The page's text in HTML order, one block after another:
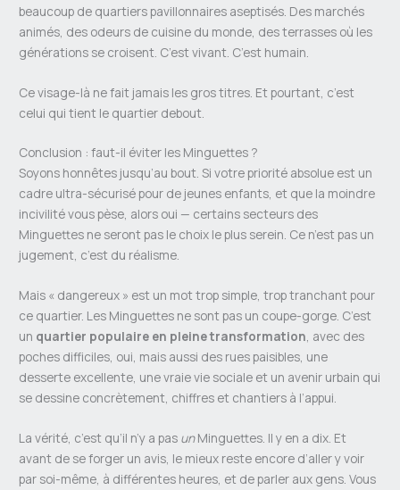
beaucoup de quartiers pavillonnaires aseptisés. Des marchés
animés, des odeurs de cuisine du monde, des terrasses où les
générations se croisent. C’est vivant. C’est humain.
Ce visage-là ne fait jamais les gros titres. Et pourtant, c’est
celui qui tient le quartier debout.
Conclusion : faut-il éviter les Minguettes ?
Soyons honnêtes jusqu’au bout. Si votre priorité absolue est un
cadre ultra-sécurisé pour de jeunes enfants, et que la moindre
incivilité vous pèse, alors oui — certains secteurs des
Minguettes ne seront pas le choix le plus serein. Ce n’est pas un
jugement, c’est du réalisme.
Mais « dangereux » est un mot trop simple, trop tranchant pour
ce quartier. Les Minguettes ne sont pas un coupe-gorge. C’est
un quartier populaire en pleine transformation, avec des
poches difficiles, oui, mais aussi des rues paisibles, une
desserte excellente, une vraie vie sociale et un avenir urbain qui
se dessine concrètement, chiffres et chantiers à l’appui.
La vérité, c’est qu’il n’y a pas unMinguettes. Il y en a dix. Et
avant de se forger un avis, le mieux reste encore d’aller y voir
par soi-même, à différentes heures, et de parler aux gens. Vous